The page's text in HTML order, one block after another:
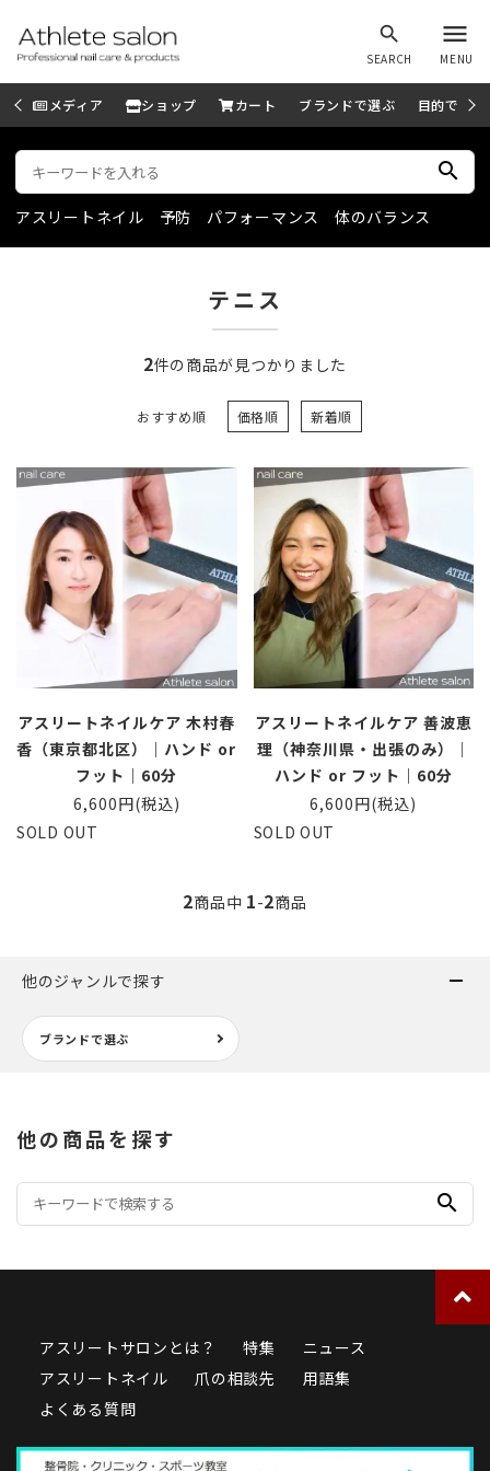
search
SEARCH
menu
MENU
メディア ショップ カート ブランドで選ぶ 目的で選ぶ
search
アスリートネイル 予防 パフォーマンス 体のバランス
テニス
2件の商品が見つかりました
おすすめ順 価格順 新着順
アスリートネイルケア 木村春
香（東京都北区）｜ハンド or
フット｜60分
6,600円(税込)
SOLD OUT
アスリートネイルケア 善波恵
理（神奈川県・出張のみ）｜
ハンド or フット｜60分
6,600円(税込)
SOLD OUT
2商品中 1-2商品
他のジャンルで探す
ブランドで選ぶ
他の商品を探す
search
アスリートサロンとは？ 特集
ニュース
アスリートネイル
爪の相談先
用語集
よくある質問